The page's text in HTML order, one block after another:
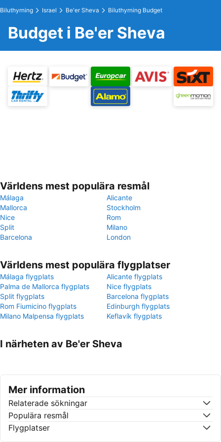
Biluthyrning Israel Be'er Sheva Biluthyrning Budget
Budget i Be'er Sheva
Världens mest populära resmål
Málaga
Alicante
Mallorca
Stockholm
Nice
Rom
Split
Milano
Barcelona
London
Världens mest populära flygplatser
Málaga flygplats
Alicante flygplats
Palma de Mallorca flygplats
Nice flygplats
Split flygplats
Barcelona flygplats
Rom Fiumicino flygplats
Edinburgh flygplats
Milano Malpensa flygplats
Keflavík flygplats
I närheten av Be'er Sheva
Mer information
Relaterade sökningar
Populära resmål
Flygplatser